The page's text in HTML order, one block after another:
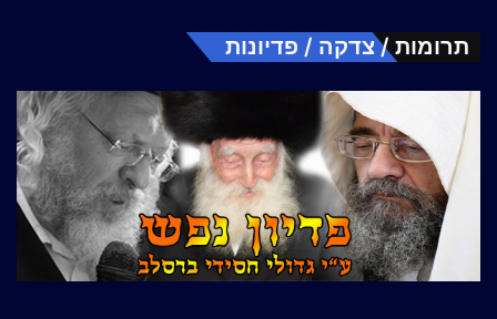
תרומות / צדקה / פדיונות